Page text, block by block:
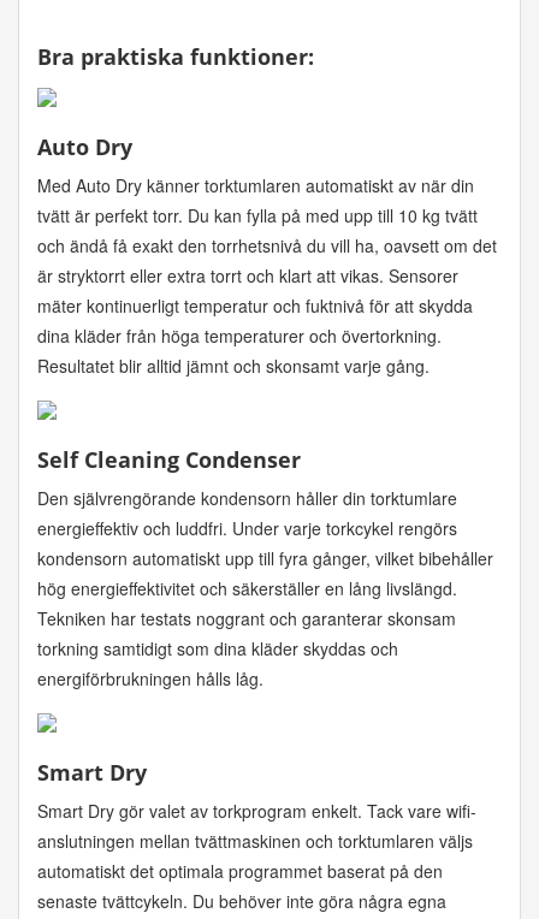
Bra praktiska funktioner:
Auto Dry
Med Auto Dry känner torktumlaren automatiskt av när din
tvätt är perfekt torr. Du kan fylla på med upp till 10 kg tvätt
och ändå få exakt den torrhetsnivå du vill ha, oavsett om det
är stryktorrt eller extra torrt och klart att vikas. Sensorer
mäter kontinuerligt temperatur och fuktnivå för att skydda
dina kläder från höga temperaturer och övertorkning.
Resultatet blir alltid jämnt och skonsamt varje gång.
Self Cleaning Condenser
Den självrengörande kondensorn håller din torktumlare
energieffektiv och ludd­fri. Under varje torkcykel rengörs
kondensorn automatiskt upp till fyra gånger, vilket bibehåller
hög energieffektivitet och säkerställer en lång livslängd.
Tekniken har testats noggrant och garanterar skonsam
torkning samtidigt som dina kläder skyddas och
energiförbrukningen hålls låg.
Smart Dry
Smart Dry gör valet av torkprogram enkelt. Tack vare wifi-
anslutningen mellan tvättmaskinen och torktumlaren väljs
automatiskt det optimala programmet baserat på den
senaste tvättcykeln. Du behöver inte göra några egna